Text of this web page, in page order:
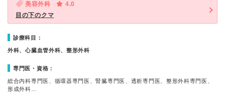
美容外科
4.0
目の下のクマ
診療科目：
外科、心臓血管外科、整形外科
専門医・資格：
総合内科専門医、循環器専門医、腎臓専門医、透析専門医、整形外科専門医、
形成外科…